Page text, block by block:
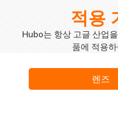
적용
Hubo는 항상 고글 산업
품에 적용
렌즈